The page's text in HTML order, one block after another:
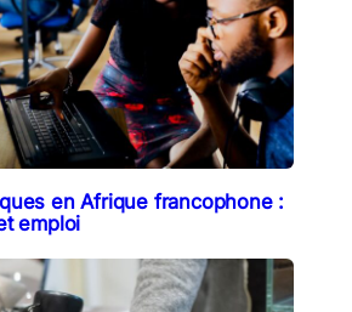
en Afrique francophone :
emploi